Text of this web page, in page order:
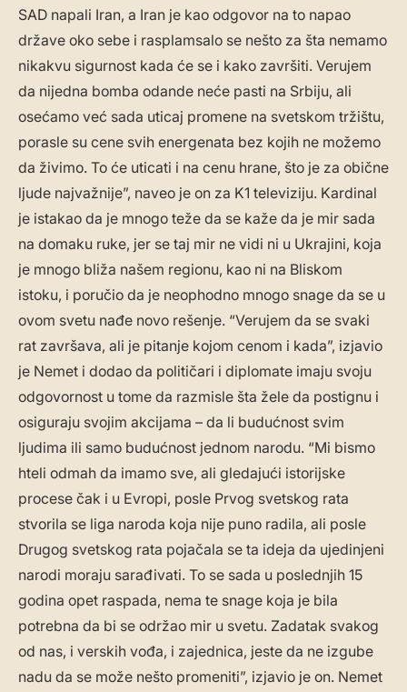
SAD napali Iran, a Iran je kao odgovor na to napao
države oko sebe i rasplamsalo se nešto za šta nemamo
nikakvu sigurnost kada će se i kako završiti. Verujem
da nijedna bomba odande neće pasti na Srbiju, ali
osećamo već sada uticaj promene na svetskom tržištu,
porasle su cene svih energenata bez kojih ne možemo
da živimo. To će uticati i na cenu hrane, što je za obične
ljude najvažnije”, naveo je on za K1 televiziju. Kardinal
je istakao da je mnogo teže da se kaže da je mir sada
na domaku ruke, jer se taj mir ne vidi ni u Ukrajini, koja
je mnogo bliža našem regionu, kao ni na Bliskom
istoku, i poručio da je neophodno mnogo snage da se u
ovom svetu nađe novo rešenje. “Verujem da se svaki
rat završava, ali je pitanje kojom cenom i kada”, izjavio
je Nemet i dodao da političari i diplomate imaju svoju
odgovornost u tome da razmisle šta žele da postignu i
osiguraju svojim akcijama – da li budućnost svim
ljudima ili samo budućnost jednom narodu. “Mi bismo
hteli odmah da imamo sve, ali gledajući istorijske
procese čak i u Evropi, posle Prvog svetskog rata
stvorila se liga naroda koja nije puno radila, ali posle
Drugog svetskog rata pojačala se ta ideja da ujedinjeni
narodi moraju sarađivati. To se sada u poslednjih 15
godina opet raspada, nema te snage koja je bila
potrebna da bi se održao mir u svetu. Zadatak svakog
od nas, i verskih vođa, i zajednica, jeste da ne izgube
nadu da se može nešto promeniti”, izjavio je on. Nemet